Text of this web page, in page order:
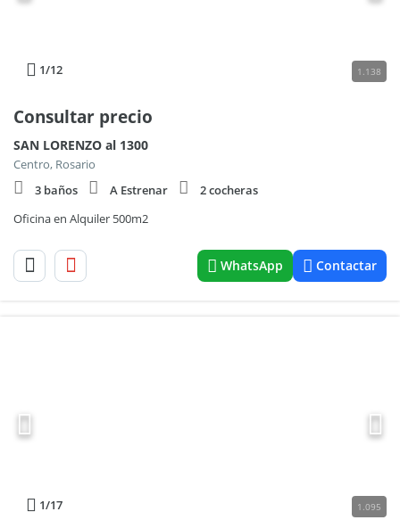
1/12 1.138
Consultar precio
SAN LORENZO al 1300
Centro, Rosario
3 baños
A Estrenar
2 cocheras
Oficina en Alquiler 500m2
WhatsApp Contactar
1/17 1.095